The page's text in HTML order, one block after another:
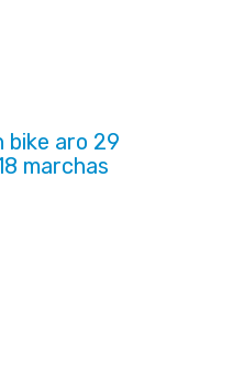
bike aro 29
marchas